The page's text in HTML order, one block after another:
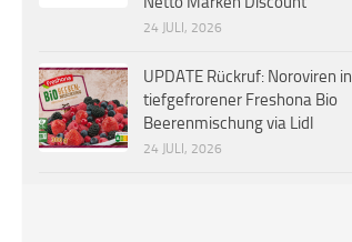
24 JULI, 2026
UPDATE Rückruf: Noroviren in
tiefgefrorener Freshona Bio
Beerenmischung via Lidl
24 JULI, 2026